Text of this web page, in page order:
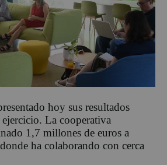
hoy sus resultados
La cooperativa
1,7 millones de euros a
ha colaborando con cerca